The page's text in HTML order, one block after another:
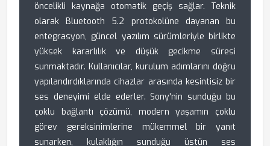
öncelikli kaynağa otomatik geçiş sağlar. Teknik
olarak Bluetooth 5.2 protokolüne dayanan bu
entegrasyon, güncel yazılım sürümleriyle birlikte
yüksek kararlılık ve düşük gecikme süresi
sunmaktadır. Kullanıcılar, kurulum adımlarını doğru
yapılandırdıklarında cihazlar arasında kesintisiz bir
ses deneyimi elde ederler. Sony'nin sunduğu bu
çoklu bağlantı çözümü, modern yaşamın çoklu
görev gereksinimlerine mükemmel bir yanıt
sunarken, kulaklığın sunduğu üstün ses